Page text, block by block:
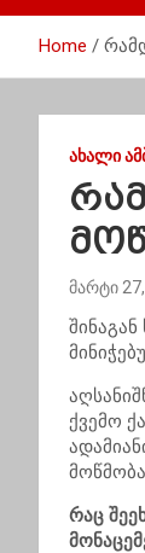
Home
ᲐᲮᲐᲚᲘ
მარტი
ქვემო
რაც